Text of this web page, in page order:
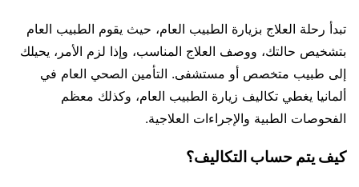
تبدأ رحلة العلاج بزيارة الطبيب العام، حيث يقوم الطبيب العام
بتشخيص حالتك، ووصف العلاج المناسب، وإذا لزم الأمر، يحيلك
إلى طبيب متخصص أو مستشفى. التأمين الصحي العام في
ألمانيا يغطي تكاليف زيارة الطبيب العام، وكذلك معظم
الفحوصات الطبية والإجراءات العلاجية.
كيف يتم حساب التكاليف؟